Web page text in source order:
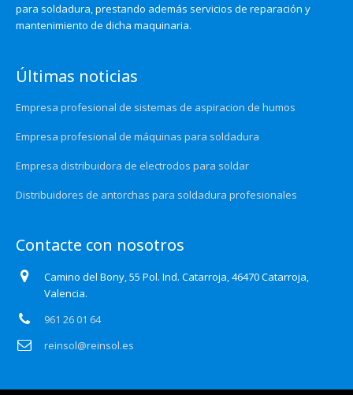
para soldadura, prestando además servicios de reparación y
mantenimiento de dicha maquinaria.
Últimas noticias
Empresa profesional de sistemas de aspiracion de humos
Empresa profesional de máquinas para soldadura
Empresa distribuidora de electrodos para soldar
Distribuidores de antorchas para soldadura profesionales
Contacte con nosotros
Camino del Bony, 55 Pol. Ind. Catarroja, 46470 Catarroja,
Valencia.
961 26 01 64
reinsol@reinsol.es